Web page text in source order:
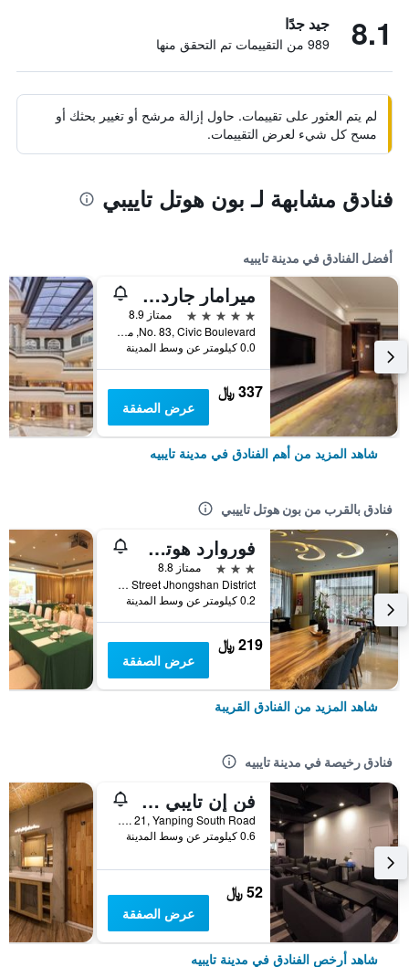
8.1 جيد جدًا
989 من التقييمات تم التحقق منها
لم يتم العثور على تقييمات. حاول إزالة مرشح أو تغيير بحثك أو
مسح كل شيء لعرض التقييمات.
فنادق مشابهة لـ بون هوتل تاييبي
أفضل الفنادق في مدينة تايبيه
ميرامار جاردن تابييه
5 نجوم
ممتاز 8.9
No. 83, Civic Boulevard, مدينة تايبيه, تايوان
0.0 كيلومتر عن وسط المدينة
337 ﷼
عرض الصفقة
شاهد المزيد من أهم الفنادق في مدينة تايبيه
فنادق بالقرب من بون هوتل تاييبي
فوروارد هوتل تايبيه
3 نجوم
ممتاز 8.8
No.3 Yijiang Street Jhongshan District, مدينة تايبيه, تايوان
0.2 كيلومتر عن وسط المدينة
219 ﷼
عرض الصفقة
شاهد المزيد من الفنادق القريبة
فنادق رخيصة في مدينة تايبيه
فن إن تايبي هوستل
2F, No. 21, Yanping South Road, مدينة تايبيه, تايوان
0.6 كيلومتر عن وسط المدينة
52 ﷼
عرض الصفقة
شاهد أرخص الفنادق في مدينة تايبيه